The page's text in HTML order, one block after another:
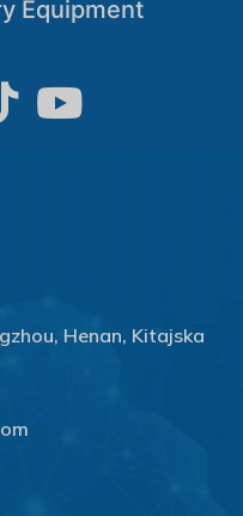
Equipment
Henan, Kitajska